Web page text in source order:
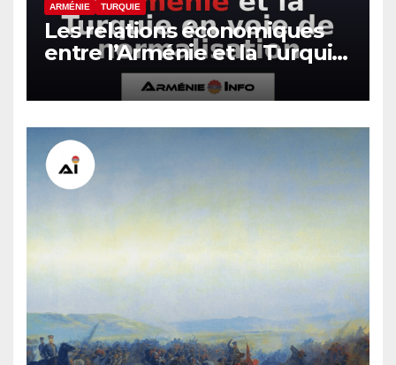
ARMÉNIE TURQUIE
Les relations économiques
entre l’Arménie et la Turquie
en voie de normalisation